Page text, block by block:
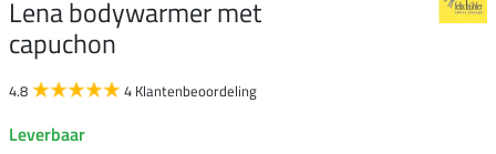
Lena bodywarmer met
capuchon
4.8 4 Klantenbeoordeling
Leverbaar